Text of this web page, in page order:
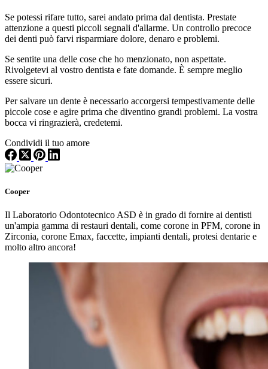
Se potessi rifare tutto, sarei andato prima dal dentista. Prestate
attenzione a questi piccoli segnali d'allarme. Un controllo precoce
dei denti può farvi risparmiare dolore, denaro e problemi.
Se sentite una delle cose che ho menzionato, non aspettate.
Rivolgetevi al vostro dentista e fate domande. È sempre meglio
essere sicuri.
Per salvare un dente è necessario accorgersi tempestivamente delle
piccole cose e agire prima che diventino grandi problemi. La vostra
bocca vi ringrazierà, credetemi.
Condividi il tuo amore
Cooper
Il Laboratorio Odontotecnico ASD è in grado di fornire ai dentisti
un'ampia gamma di restauri dentali, come corone in PFM, corone in
Zirconia, corone Emax, faccette, impianti dentali, protesi dentarie e
molto altro ancora!